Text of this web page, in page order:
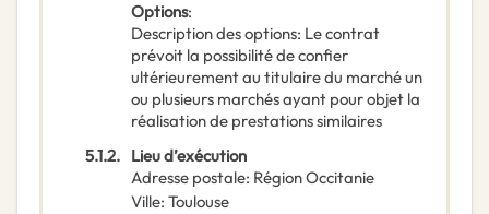
Options:
Description des options: Le contrat
prévoit la possibilité de confier
ultérieurement au titulaire du marché un
ou plusieurs marchés ayant pour objet la
réalisation de prestations similaires
5.1.2. Lieu d’exécution
Adresse postale: Région Occitanie
Ville: Toulouse